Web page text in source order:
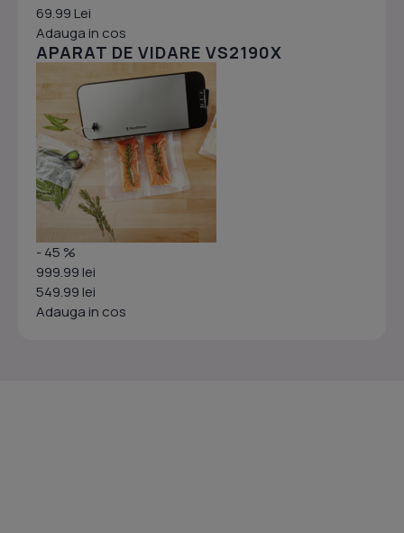
69.99 Lei
Adauga in cos
APARAT DE VIDARE VS2190X
- 45 %
999.99 lei
549.99 lei
Adauga in cos